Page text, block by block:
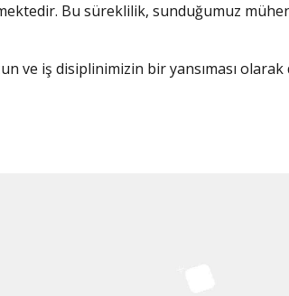
Bu süreklilik, sunduğumuz
ve iş disiplinimizin bir yansıması